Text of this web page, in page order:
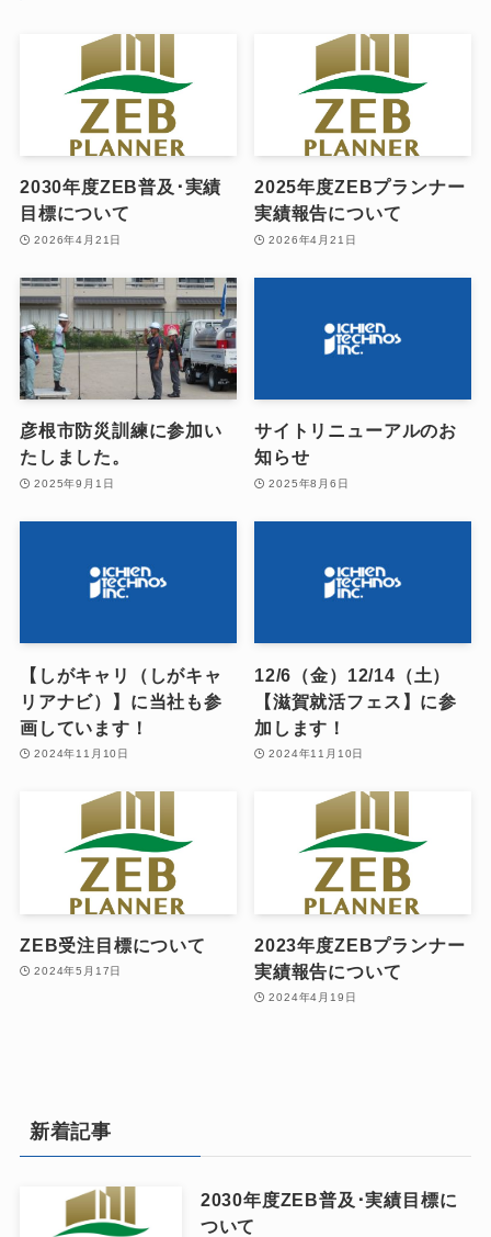
2030年度ZEB普及･実績
目標について
2026年4月21日
2025年度ZEBプランナー
実績報告について
2026年4月21日
彦根市防災訓練に参加い
たしました。
2025年9月1日
サイトリニューアルのお
知らせ
2025年8月6日
【しがキャリ（しがキャ
リアナビ）】に当社も参
画しています！
2024年11月10日
12/6（金）12/14（土）
【滋賀就活フェス】に参
加します！
2024年11月10日
ZEB受注目標について
2024年5月17日
2023年度ZEBプランナー
実績報告について
2024年4月19日
新着記事
2030年度ZEB普及･実績目標に
ついて